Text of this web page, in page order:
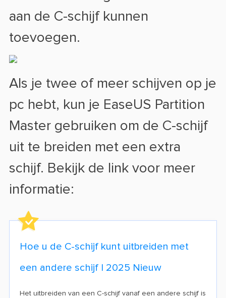
aan de C-schijf kunnen
toevoegen.
Als je twee of meer schijven op je
pc hebt, kun je EaseUS Partition
Master gebruiken om de C-schijf
uit te breiden met een extra
schijf. Bekijk de link voor meer
informatie:
Hoe u de C-schijf kunt uitbreiden met
een andere schijf | 2025 Nieuw
Het uitbreiden van een C-schijf vanaf een andere schijf is